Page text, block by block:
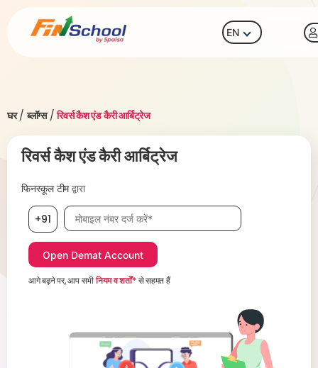
EN
घर/ब्लॉग्स/रिवर्स कैश एंड कैरी आर्बिट्रेज
रिवर्स कैश एंड कैरी आर्बिट्रेज
फिनस्कूल टीमद्वारा
+91 मोबाइल नंबर आवश्यक है
आगे बढ़ने पर, आप सभीनियम व शर्तों*से सहमत हैं